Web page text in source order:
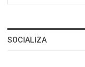
SOCIALIZA